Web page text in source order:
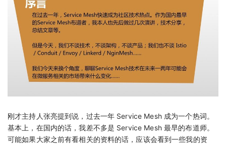
刚才主持人张亮提到说，过去一年 Service Mesh 成为一个热词。
基本上，在国内的话，我差不多是 Service Mesh 最早的布道师。
可能如果大家之前有看相关的资料的话，应该会看到一些我的资